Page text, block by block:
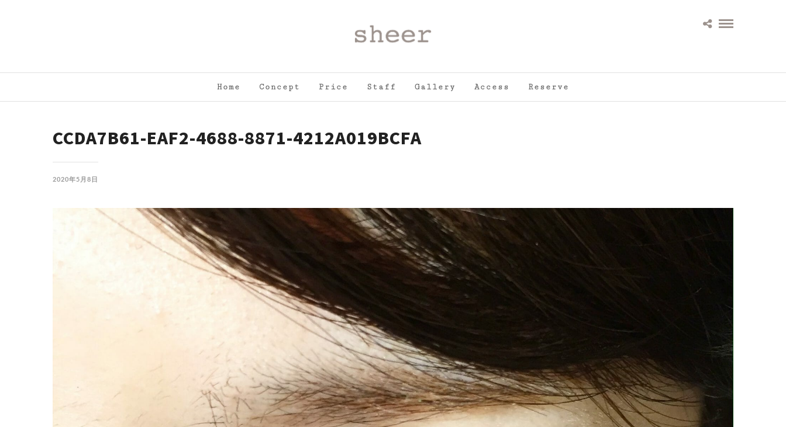
Home Concept Price Staff Gallery Access Reserve
CCDA7B61-EAF2-4688-8871-4212A019BCFA
2020年5月8日